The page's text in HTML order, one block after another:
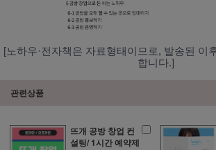
[노하우·전자책은 자료형태이므로, 발송된 이
합니다.]
관련상품
뜨개 공방 창업 컨
설팅/ 1시간 예약제